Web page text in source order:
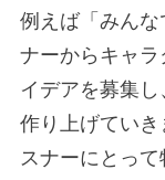
例えば「みん
ナーからキャ
イデアを募集
作り上げていき
スナーにとっ